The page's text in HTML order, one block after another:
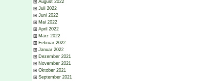
August 2022
Juli 2022
Juni 2022
Mai 2022
April 2022
März 2022
Februar 2022
Januar 2022
Dezember 2021
November 2021
Oktober 2021
September 2021